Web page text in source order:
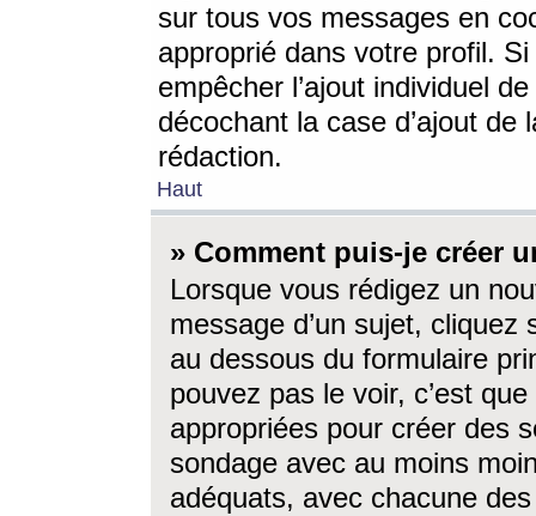
sur tous vos messages en
approprié dans votre profil.
empêcher l’ajout individuel
décochant la case d’ajout
rédaction.
Haut
» Comment puis-je créer
Lorsque vous rédigez un
message d’un sujet, cliquez
au dessous du formulaire
pouvez pas le voir, c’est
appropriées pour créer des
sondage avec au moins
adéquats, avec chacune